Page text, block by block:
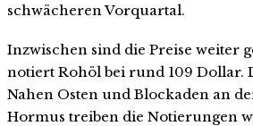
schwächeren Vorquartal.
Inzwischen sind die Preise weiter
notiert Rohöl bei rund 109 Dollar.
Nahen Osten und Blockaden an
Hormus treiben die Notierungen